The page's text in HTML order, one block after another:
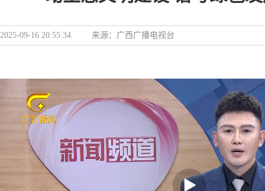
2025-09-16 20:55:34 来源： 广西广播电视台